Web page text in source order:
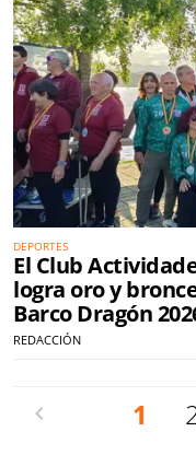
DEPORTES
El Club
logra oro y
Barco Dragón
REDACCIÓN
1